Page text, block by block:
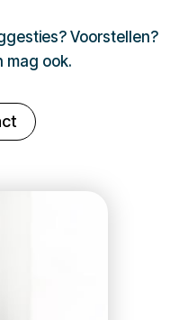
Voorstellen?
mag ook.